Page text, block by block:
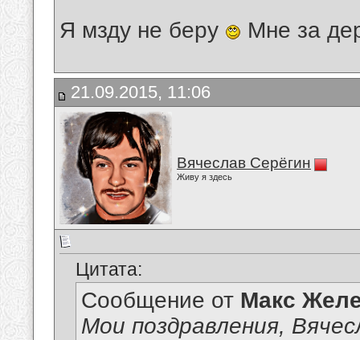
Я мзду не беру Мне за
21.09.2015, 11:06
Вячеслав Серёгин
Живу я здесь
Цитата:
Сообщение от Макс
Мои поздравления,